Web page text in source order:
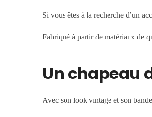
Si vous êtes à la recherche d’un
Fabriqué à partir de matériaux de
Un chapeau
Avec son look vintage et son